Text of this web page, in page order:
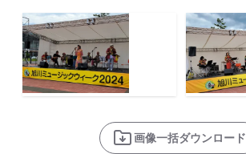
画像一括ダウンロード